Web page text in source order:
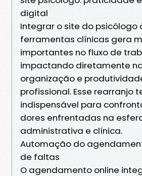
digital
Integrar o site do psicólogo
ferramentas clínicas gera
importantes no fluxo de
impactando diretamente
organização e
profissional. Esse rearranjo
indispensável para
dores enfrentadas na
administrativa e clínica.
Automação do
de faltas
O agendamento online